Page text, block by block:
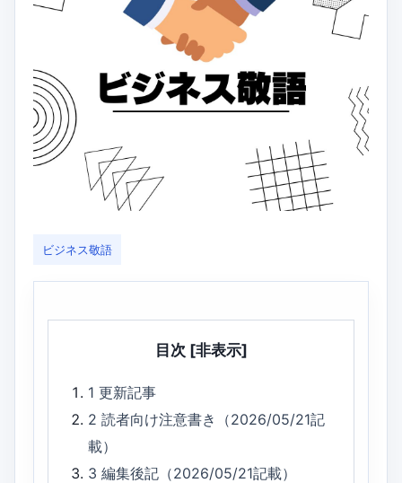
ビジネス敬語
目次 [非表示]
1更新記事
2読者向け注意書き（2026/05/21記
載）
3編集後記（2026/05/21記載）